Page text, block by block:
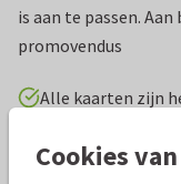
is aan te passen.
promovendus
Alle kaarten zijn
Geslaagd kaarten
Cookies